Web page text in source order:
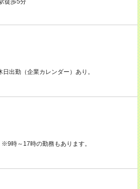
徒歩5分
勤（企業カレンダー）あり。
時～17時の勤務もあります。